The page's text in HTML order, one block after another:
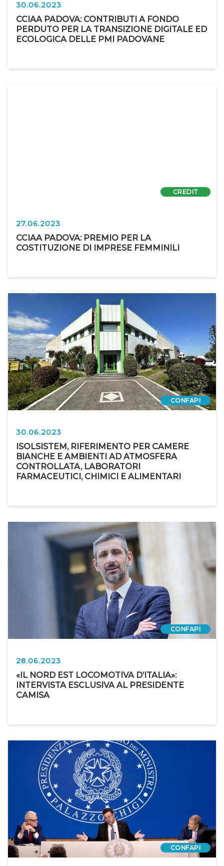
30.06.2023
CCIAA PADOVA: CONTRIBUTI A FONDO
PERDUTO PER LA TRANSIZIONE DIGITALE ED
ECOLOGICA DELLE PMI PADOVANE
CREDIT
27.06.2023
CCIAA PADOVA: PREMIO PER LA
COSTITUZIONE DI IMPRESE FEMMINILI
CONFAPI
30.06.2023
ISOLSISTEM, RIFERIMENTO PER CAMERE
BIANCHE E AMBIENTI AD ATMOSFERA
CONTROLLATA, LABORATORI
FARMACEUTICI, CHIMICI E ALIMENTARI
CONFAPI
28.06.2023
«IL NORD EST LOCOMOTIVA D’ITALIA»:
INTERVISTA ESCLUSIVA AL PRESIDENTE
CAMISA
CONFAPI